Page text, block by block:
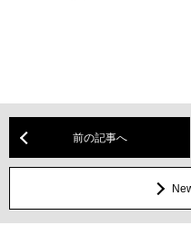
前の記事へ